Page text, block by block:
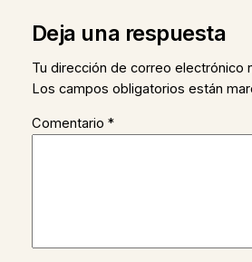
Deja una respuesta
Tu dirección de correo electrónico
Los campos obligatorios están
Comentario *